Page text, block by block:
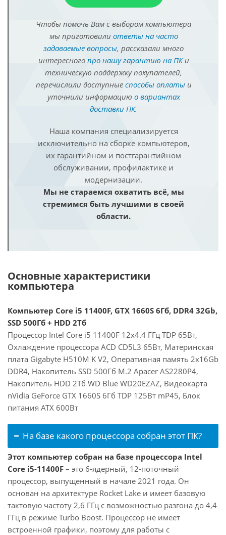
Чтобы помочь Вам с выбором компьютера
мы приготовили ответы на часто
задаваемые вопросы, рассказали много
интересного про нашу гарантию на ПКи
техническую поддержку покупателей,
перечислили доступные способы оплатыи
уточнили информацию о вариантах
доставки ПК.
Наша компания специализируется
исключительно на сборке компьютеров,
их гарантийном и постгарантийном
обслуживании, профилактике и
модернизации.
Мы не стараемся охватить всё, мы
стремимся быть лучшими в своей
области.
Основные характеристики
компьютера
Компьютер Core i5 11400F, GTX 1660S 6Гб, DDR4 32Gb,
SSD 500Гб + HDD 2Тб
Процессор Intel Core i5 11400F 12x4.4 ГГц TDP 65Вт,
Охлаждение процессора ACD CD5L3 65Вт, Материнская
плата Gigabyte H510M K V2, Оперативная память 2x16Gb
DDR4, Накопитель SSD 500Гб M.2 Apacer AS2280P4,
Накопитель HDD 2Тб WD Blue WD20EZAZ, Видеокарта
nVidia GeForce GTX 1660S 6Гб TDP 125Вт mP45, Блок
питания ATX 600Вт
На базе какого процессора собран этот ПК?
Этот компьютер собран на базе процессора Intel
Core i5-11400F – это 6-ядерный, 12-поточный
процессор, выпущенный в начале 2021 года. Он
основан на архитектуре Rocket Lake и имеет базовую
тактовую частоту 2,6 ГГц с возможностью разгона до 4,4
ГГц в режиме Turbo Boost. Процессор не имеет
встроенной графики, поэтому для работы с